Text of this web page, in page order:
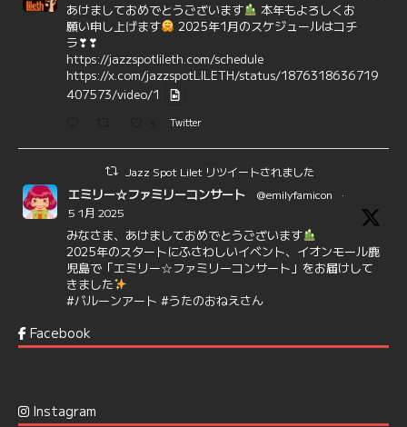
あけましておめでとうございます
本年もよろしくお
願い申し上げます
2025年1月のスケジュールはコチ
ラ❣❣
https://jazzspotlileth.com/schedule
https://x.com/jazzspotLILETH/status/1876318636719
407573/video/1
Twitter
Jazz Spot Lilet リツイートされました
エミリー☆ファミリーコンサート @emilyfamicon
·
5 1月 2025
みなさま、あけましておめでとうございます
2025年のスタートにふさわしいイベント、イオンモール鹿
児島で「エミリー☆ファミリーコンサート」をお届けして
きました
#バルーンアート #うたのおねえさん
6 7
@delightful_gang
Facebook
Instagram